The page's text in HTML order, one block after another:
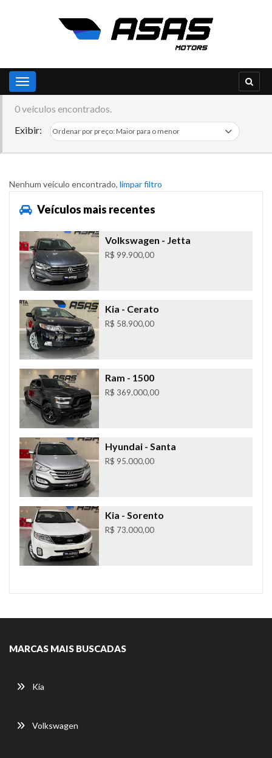
Toggle navigation
0 veículos encontrados.
Exibir:
Nenhum veículo encontrado, limpar filtro
Veículos mais recentes
Volkswagen - Jetta
R$ 99.900,00
Kia - Cerato
R$ 58.900,00
Ram - 1500
R$ 369.000,00
Hyundai- Santa
R$ 95.000,00
Kia - Sorento
R$ 73.000,00
MARCAS MAIS BUSCADAS
Kia
Volkswagen